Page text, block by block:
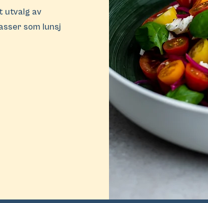
utvalg av
som lunsj